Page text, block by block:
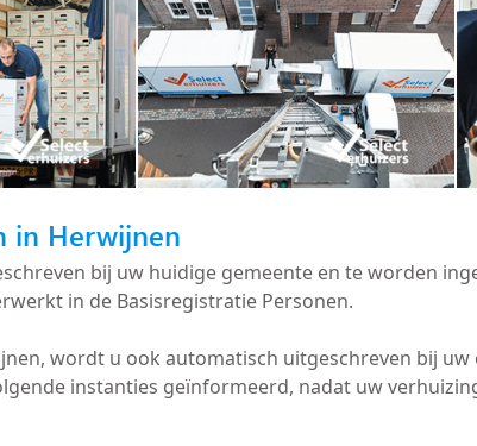
in Herwijnen
bij uw huidige gemeente en te worden
in de Basisregistratie Personen.
wordt u ook automatisch uitgeschreven bij
instanties geïnformeerd, nadat uw